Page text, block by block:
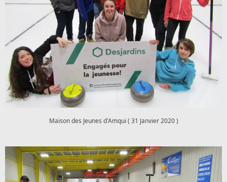
Maison des Jeunes d'Amqui ( 31 Janvier 2020 )